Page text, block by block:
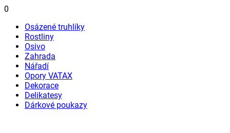
0
Osázené truhlíky
Rostliny
Osivo
Zahrada
Nářadí
Opory VATAX
Dekorace
Delikatesy
Dárkové poukazy